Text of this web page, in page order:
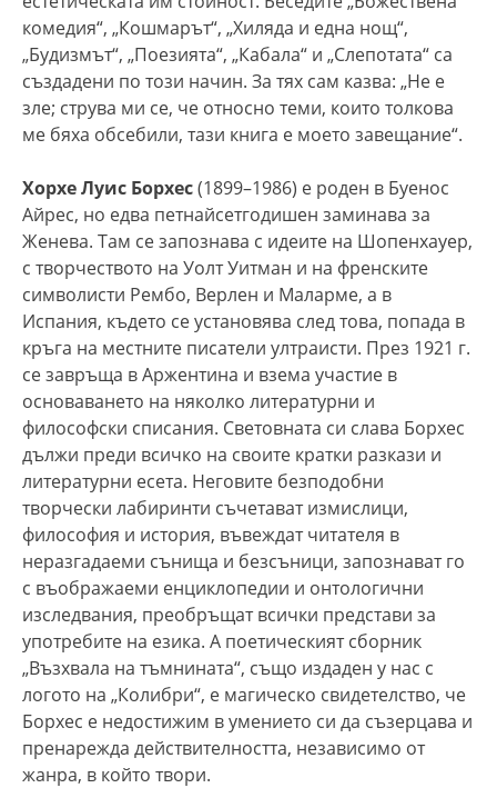
комедия“, „Кошмарът“, „Хиляда и една нощ“,
„Будизмът“, „Поезията“, „Кабала“ и „Слепотата“ са
създадени по този начин. За тях сам казва: „Не е
зле; струва ми се, че относно теми, които толкова
ме бяха обсебили, тази книга е моето завещание“.
Xорхе Луис Борхес(1899–1986) е роден в Буенос
Айрес, но едва петнайсетгодишен заминава за
Женева. Там се запознава с идеите на Шопенхауер,
с творчеството на Уолт Уитман и на френските
символисти Рембо, Верлен и Маларме, а в
Испания, където се установява след това, попада в
кръга на местните писатели ултраисти. През 1921 г.
се завръща в Аржентина и взема участие в
основаването на няколко литературни и
философски списания. Световната си слава Борхес
дължи преди всичко на своите кратки разкази и
литературни есета. Неговите безподобни
творчески лабиринти съчетават измислици,
философия и история, въвеждат читателя в
неразгадаеми сънища и безсъници, запознават го
с въображаеми енциклопедии и онтологични
изследвания, преобръщат всички представи за
употребите на езика. А поетическият сборник
„Възхвала на тъмнината“, също издаден у нас с
логото на „Колибри“, е магическо свидетелство, че
Борхес е недостижим в умението си да съзерцава и
пренарежда действителността, независимо от
жанра, в който твори.